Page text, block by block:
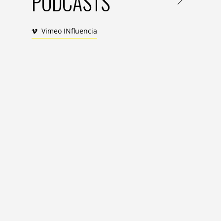
ou 11 % une réussite.
L’importance des
Près des deux tiers des jeunes adultes
parents, avec une vraie différence entre
la guerre des
même répertoire de marques – assez
dans un échange de bons procédés, ils
d’aujourd’hui :
62 % des jeunes adultes
sont des moments
Vimeo INfluencia